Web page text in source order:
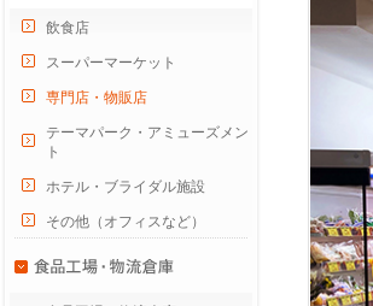
飲食店
スーパーマーケット
専門店・物販店
テーマパーク・アミューズメン
ト
ホテル・ブライダル施設
その他（オフィスなど）